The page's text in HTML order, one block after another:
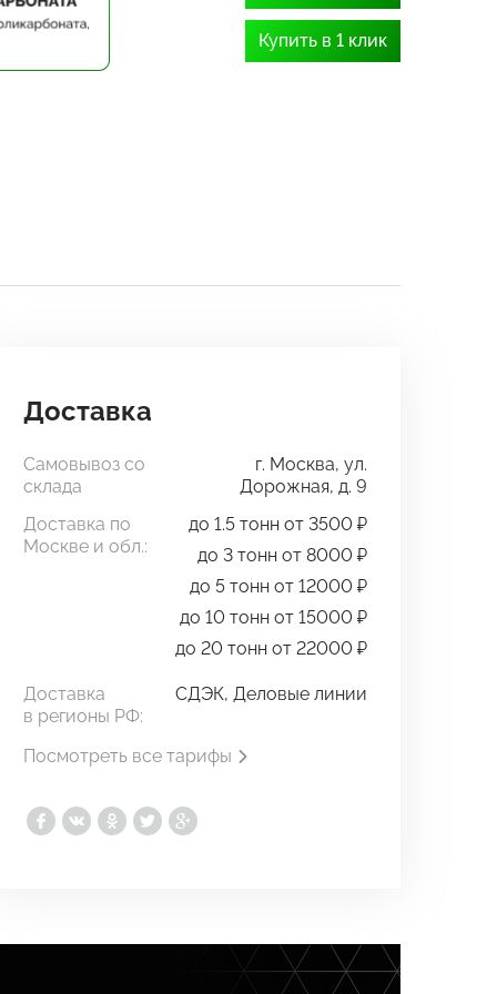
Купить в 1 клик
Доставка
Самовывоз со
склада
г. Москва, ул.
Дорожная, д. 9
Доставка по
Москве и обл.:
до 1.5 тонн от 3500 ₽
до 3 тонн от 8000 ₽
до 5 тонн от 12000 ₽
до 10 тонн от 15000 ₽
до 20 тонн от 22000 ₽
Доставка
в регионы РФ:
СДЭК, Деловые линии
Посмотреть все тарифы